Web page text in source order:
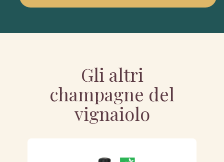
Gli altri
champagne del
vignaiolo